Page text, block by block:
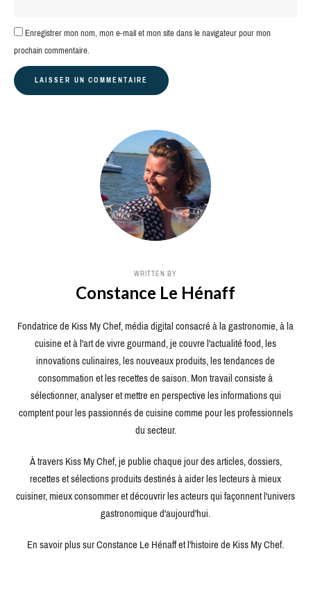
Enregistrer mon nom, mon e-mail et mon site dans le navigateur pour mon
prochain commentaire.
WRITTEN BY
Constance Le Hénaff
Fondatrice de Kiss My Chef, média digital consacré à la gastronomie, à la
cuisine et à l'art de vivre gourmand, je couvre l'actualité food, les
innovations culinaires, les nouveaux produits, les tendances de
consommation et les recettes de saison. Mon travail consiste à
sélectionner, analyser et mettre en perspective les informations qui
comptent pour les passionnés de cuisine comme pour les professionnels
du secteur.
À travers Kiss My Chef, je publie chaque jour des articles, dossiers,
recettes et sélections produits destinés à aider les lecteurs à mieux
cuisiner, mieux consommer et découvrir les acteurs qui façonnent l'univers
gastronomique d'aujourd'hui.
En savoir plus sur Constance Le Hénaff et l'histoire de Kiss My Chef.